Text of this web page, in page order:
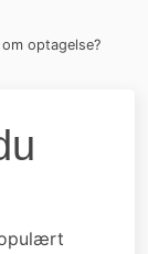
optagelse?